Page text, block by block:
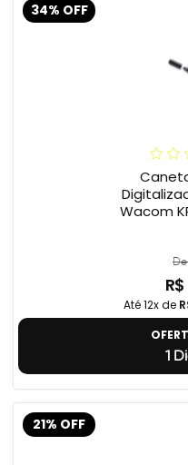
34% OFF
Wacom
De
Até 12x de
1
21% OFF